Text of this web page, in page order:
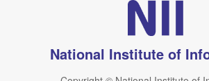
National Institute of